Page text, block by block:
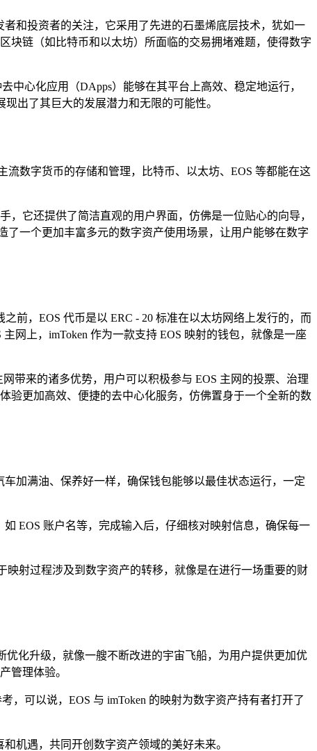
和投资者的关注，它采用了先进的石墨烯底层技术，犹如一
块链（如比特币和以太坊）所面临的交易拥堵难题，使得数字
中心化应用（DApps）能够在其平台上高效、稳定地运行，
出了其巨大的发展潜力和无限的可能性。
数字货币的存储和管理，比特币、以太坊、EOS 等都能在这
它还提供了简洁直观的用户界面，仿佛是一位贴心的向导，
了一个更加丰富多元的数字资产使用场景，让用户能够在数字
前，EOS 代币是以 ERC - 20 标准在以太坊网络上发行的，而
网上，imToken 作为一款支持 EOS 映射的钱包，就像是一座
带来的诸多优势，用户可以积极参与 EOS 主网的投票、治理
验更加高效、便捷的去中心化服务，仿佛置身于一个全新的数
加满油、保养好一样，确保钱包能够以最佳状态运行，一定
EOS 账户名等，完成输入后，仔细核对映射信息，确保每一
射过程涉及到数字资产的转移，就像是在进行一场重要的财
优化升级，就像一艘不断改进的宇宙飞船，为用户提供更加优
管理体验。
，可以说，EOS 与 imToken 的映射为数字资产持有者打开了
机遇，共同开创数字资产领域的美好未来。